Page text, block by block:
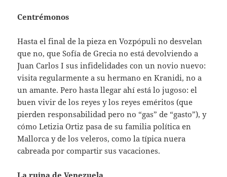
Centrémonos
Hasta el final de la pieza en Vozpópuli no desvelan
que no, que Sofía de Grecia no está devolviendo a
Juan Carlos I sus infidelidades con un novio nuevo:
visita regularmente a su hermano en Kranidi, no a
un amante. Pero hasta llegar ahí está lo jugoso: el
buen vivir de los reyes y los reyes eméritos (que
pierden responsabilidad pero no “gas” de “gasto”), y
cómo Letizia Ortiz pasa de su familia política en
Mallorca y de los veleros, como la típica nuera
cabreada por compartir sus vacaciones.